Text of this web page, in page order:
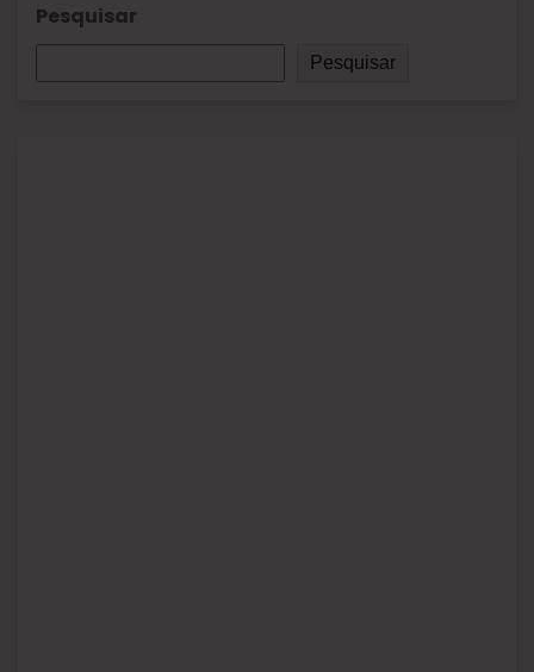
Pesquisar
Pesquisar